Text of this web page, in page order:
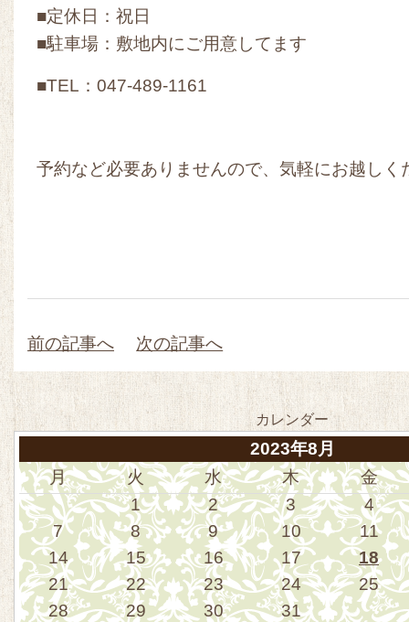
■定休日：祝日
■駐車場：敷地内にご用意してます
■TEL：047-489-1161
予約など必要ありませんので、気軽にお越しく
前の記事へ 次の記事へ
カレンダー
2023年8月
月
火 水 木
金
1
2 3
4
7
8 9 10
11
14
15 16 17
18
21
22 23 24
25
28
29 30 31